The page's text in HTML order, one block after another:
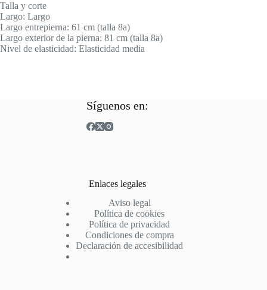
Talla y corte
Largo: Largo
Largo entrepierna: 61 cm (talla 8a)
Largo exterior de la pierna: 81 cm (talla 8a)
Nivel de elasticidad: Elasticidad media
Síguenos en:
Enlaces legales
Aviso legal
Política de cookies
Política de privacidad
Condiciones de compra
Declaración de accesibilidad